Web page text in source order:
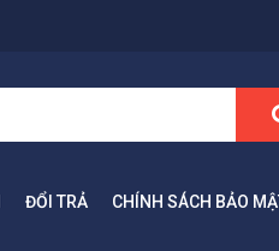
ĐỔI TRẢ CHÍNH SÁCH BẢO